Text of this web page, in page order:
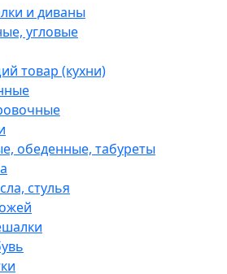
и диваны
угловые
товар (кухни)
обеденные, табуреты
стулья